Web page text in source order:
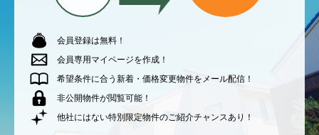
会員登録は無料！
会員専用マイページを作成！
希望条件に合う新着・価格変更物件をメール配信！
非公開物件が閲覧可能！
他社にはない特別限定物件のご紹介チャンスあり！